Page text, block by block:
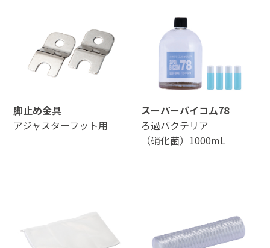
脚止め金具
アジャスターフット用
スーパーバイコム78
ろ過バクテリア
（硝化菌）1000mL